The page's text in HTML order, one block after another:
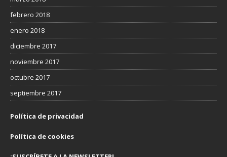
febrero 2018
enero 2018
diciembre 2017
noviembre 2017
octubre 2017
septiembre 2017
Política de privacidad
Política de cookies